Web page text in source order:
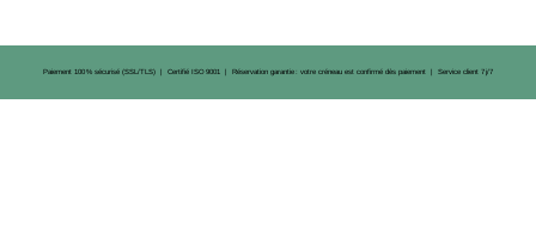
Paiement 100 % sécurisé (SSL/TLS) | Certifié ISO 9001 | Réservation garantie : votre créneau est confirmé dès paiement | Service client 7 j/7